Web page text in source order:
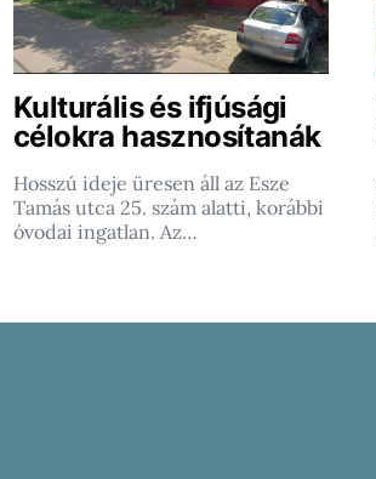
Kulturális és ifjúsági
célokra hasznosítanák
Hosszú ideje üresen áll az Esze
Tamás utca 25. szám alatti, korábbi
óvodai ingatlan. Az…